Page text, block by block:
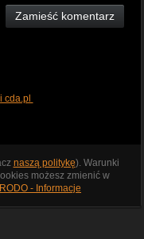
Zamieść komentarz
cda.pl
naszą politykę). Warunki
możesz zmienić w
RODO - Informacje